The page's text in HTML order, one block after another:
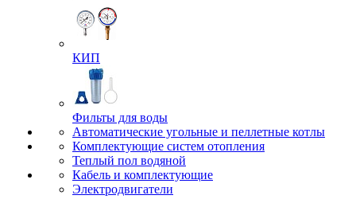
КИП
Фильты для воды
Автоматические угольные и пеллетные котлы
Комплектующие систем отопления
Теплый пол водяной
Кабель и комплектующие
Электродвигатели